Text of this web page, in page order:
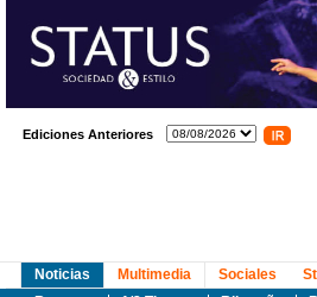
Ediciones Anteriores
Noticias
Multimedia Sociales